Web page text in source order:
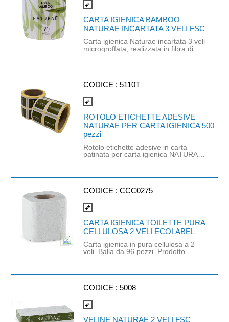
compare_arrows
CARTA IGIENICA BAMBOO
NATURAE INCARTATA 3 VELI FSC
Carta igienica Naturae incartata 3 veli
microgroffata, realizzata in fibra di
rapidamente in acqua, morbida sulla
free anche nell'imballaggio e
CODICE :5110T
compare_arrows
ROTOLO ETICHETTE ADESIVE
NATURAE PER CARTA IGIENICA 500
pezzi
Rotolo etichette adesive in carta
patinata per carta igienica NATURAE.
CODICE :CCC0275
compare_arrows
CARTA IGIENICA TOILETTE PURA
CELLULOSA 2 VELI ECOLABEL
Carta igienica in pura cellulosa a 2
veli. Balla da 96 pezzi. Prodotto
CODICE :5008
compare_arrows
VELINE NATURAE 2 VELI FSC